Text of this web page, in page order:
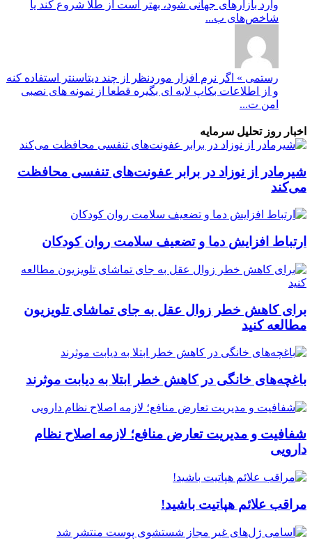
وارد بازارهای جهانی شود، بهتر است از طلا شروع کند یا
شاخص‌های ب...
رستمی » اگر نرم افزار موردنظر از چند دیتاسنتر استفاده کنه
و از اطلاعات بکاپ لایه ای بگیره قطعا از نمونه های نصبی
امن ت...
اخبار روز تحلیل سرمایه
شیرمادر از نوزاد در برابر عفونت‌های تنفسی محافظت
می‌کند
ارتباط افزایش دما و تضعیف سلامت روان کودکان
برای کاهش خطر زوال عقل به جای تماشای تلویزیون
مطالعه کنید
باغچه‌های خانگی در کاهش خطر ابتلا به دیابت موثرند
شفافیت و مدیریت تعارض منافع؛ لازمه اصلاح نظام
دارویی
مراقب علائم هپاتیت باشید!